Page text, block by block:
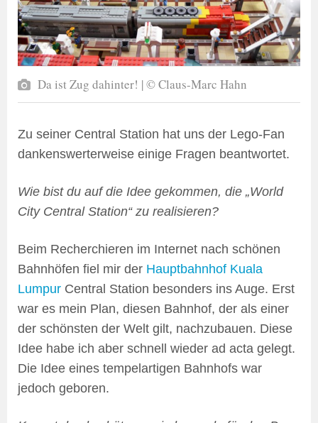
Da ist Zug dahinter! | © Claus-Marc Hahn
Zu seiner Central Station hat uns der Lego-Fan
dankenswerterweise einige Fragen beantwortet.
Wie bist du auf die Idee gekommen, die „World
City Central Station“ zu realisieren?
Beim Recherchieren im Internet nach schönen
Bahnhöfen fiel mir der Hauptbahnhof Kuala
Lumpur Central Station besonders ins Auge. Erst
war es mein Plan, diesen Bahnhof, der als einer
der schönsten der Welt gilt, nachzubauen. Diese
Idee habe ich aber schnell wieder ad acta gelegt.
Die Idee eines tempelartigen Bahnhofs war
jedoch geboren.